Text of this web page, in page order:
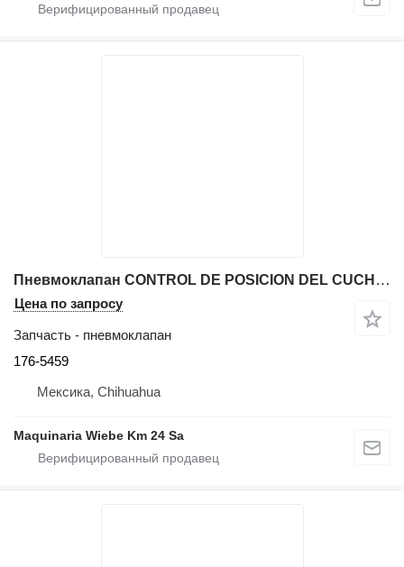
Пневмоклапан CONTROL DE POSICION DEL CUCHARON 176-5459 для фронтального погрузчика Caterpillar 966G
Цена по запросу
Запчасть - пневмоклапан
176-5459
Мексика, Chihuahua
Maquinaria Wiebe Km 24 Sa